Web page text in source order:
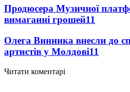
Продюсера Музичної
вимаганні грошей11
Олега Винника внесли до
артистів у Молдові11
Читати коментарі